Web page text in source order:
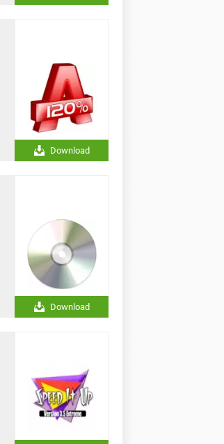
Download
Download